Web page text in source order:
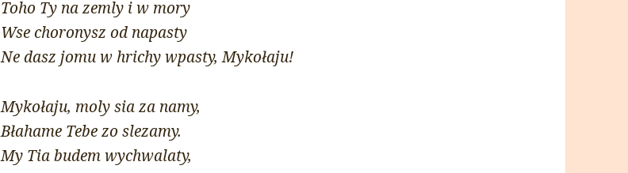
Toho Ty na zemly i w mory
Wse choronysz od napasty
Ne dasz jomu w hrichy wpasty, Mykołaju!
Mykołaju, moly sia za namy,
Błahame Tebe zo slezamy.
My Tia budem wychwalaty,